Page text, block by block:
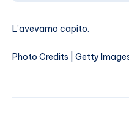
L’avevamo capito.
Photo Credits | Getty